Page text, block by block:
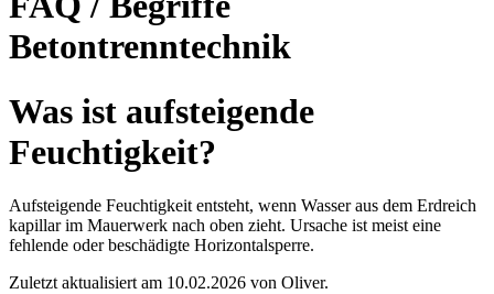
Betontrenntechnik
Was ist aufsteigende
Feuchtigkeit?
Aufsteigende Feuchtigkeit entsteht, wenn Wasser aus dem Erdreich
kapillar im Mauerwerk nach oben zieht. Ursache ist meist eine
fehlende oder beschädigte Horizontalsperre.
Zuletzt aktualisiert am 10.02.2026 von Oliver.